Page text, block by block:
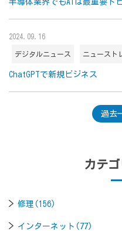
半導体業界でもAIは最重要ト
2024.09.16
デジタルニュース ニュースト
ChatGPTで新規ビジネス
過去
カテ
修理(156)
インターネット(77)